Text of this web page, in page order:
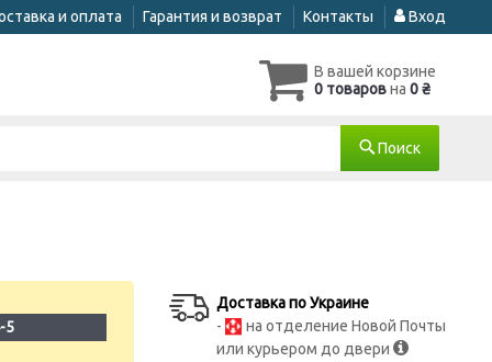
и оплата Гарантия и возврат Контакты Вход
В вашей корзине
0 товаровна 0 ₴
Поиск
5
Доставка по Украине
-
на отделение Новой Почты
или курьером до двери